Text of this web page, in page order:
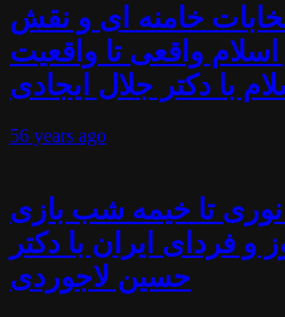
خامنه ای و نقش
واقعی تا واقعیت
با دکتر جلال ایجادی
56 years ago
نوری تا خیمه شب بازی
و فردای ایران با دکتر
حسین لاجوردی